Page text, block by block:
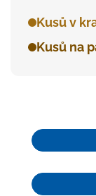
Kusů v
Kusů na